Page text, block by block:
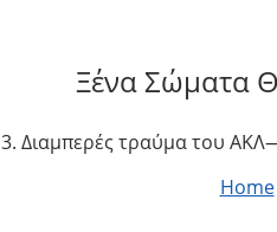
Ξένα Σώματα
3. Διαμπερές τραύμα του
Home